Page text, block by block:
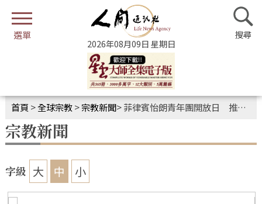
2026年08月09日 星期日
首頁 >全球宗教>宗教新聞>菲律賓怡朗青年團開放日 推動社區青年認識人間佛教
宗教新聞
字級 大 中 小